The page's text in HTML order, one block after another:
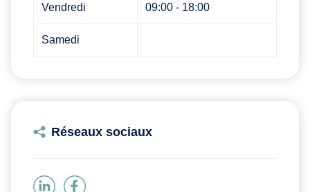
Vendredi 09:00 - 18:00
Samedi
Réseaux sociaux